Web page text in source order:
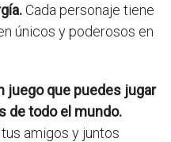
Cada personaje tiene
únicos y poderosos en
juego que puedes jugar
de todo el mundo.
amigos y juntos